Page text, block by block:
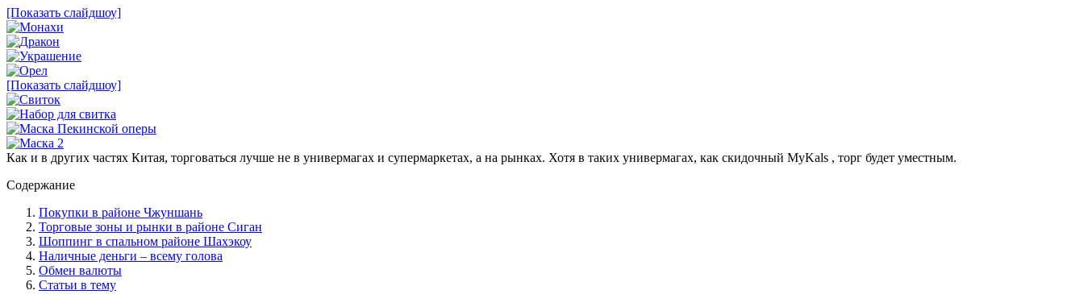
[Показать слайдшоу]
[Показать слайдшоу]
Как и в других частях Китая, торговаться лучше не в универмагах и супермаркетах, а на рынках. Хотя в таких универмагах, как скидочный MyKals , торг будет уместным.
Содержание
Покупки в районе Чжуншань
Торговые зоны и рынки в районе Сиган
Шоппинг в спальном районе Шахэкоу
Наличные деньги – всему голова
Обмен валюты
Статьи в тему